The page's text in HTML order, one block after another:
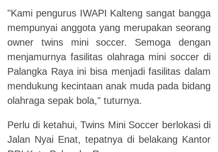
"Kami pengurus IWAPI Kalteng sangat bangga
mempunyai anggota yang merupakan seorang
owner twins mini soccer. Semoga dengan
menjamurnya fasilitas olahraga mini soccer di
Palangka Raya ini bisa menjadi fasilitas dalam
mendukung kecintaan anak muda pada bidang
olahraga sepak bola," tuturnya.
Perlu di ketahui, Twins Mini Soccer berlokasi di
Jalan Nyai Enat, tepatnya di belakang Kantor